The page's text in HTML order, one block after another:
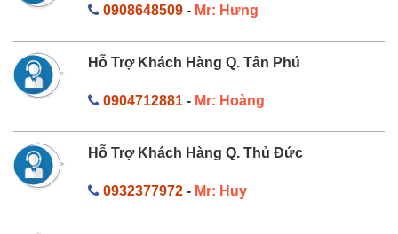
0908648509- Mr: Hưng
Hỗ Trợ Khách Hàng Q. Tân Phú
0904712881- Mr: Hoàng
Hỗ Trợ Khách Hàng Q. Thủ Đức
0932377972- Mr: Huy